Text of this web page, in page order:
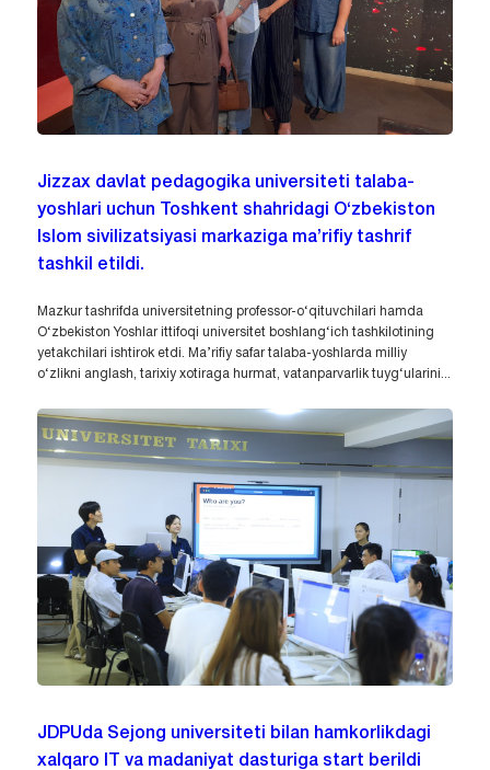
Jizzax davlat pedagogika universiteti talaba-
yoshlari uchun Toshkent shahridagi O‘zbekiston
Islom sivilizatsiyasi markaziga ma’rifiy tashrif
tashkil etildi.
Mazkur tashrifda universitetning professor-o‘qituvchilari hamda
O‘zbekiston Yoshlar ittifoqi universitet boshlang‘ich tashkilotining
yetakchilari ishtirok etdi. Ma’rifiy safar talaba-yoshlarda milliy
o‘zlikni anglash, tarixiy xotiraga hurmat, vatanparvarlik tuyg‘ularini...
JDPUda Sejong universiteti bilan hamkorlikdagi
xalqaro IT va madaniyat dasturiga start berildi